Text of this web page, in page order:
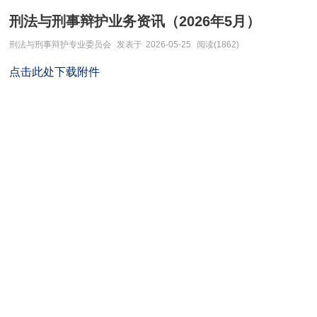
刑法与刑事辩护业务资讯（2026年5月）
刑法与刑事辩护专业委员会 发表于 2026-05-25 阅读(1862)
点击此处下载附件